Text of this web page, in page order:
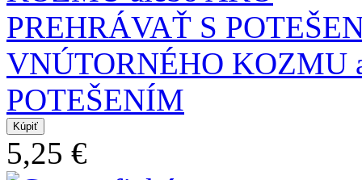
VNÚTORNÉHO KOZMU
POTEŠENÍM
5,25 €